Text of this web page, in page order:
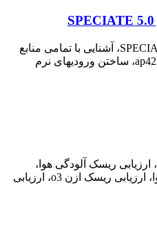
آموزش پایگاه داده های SPECIATE، آشنایی با تمامی منابع
آلودگی هوا، ضرایب انتشار ap42، ساختن ورودیهای نرم
آموزش نرم افزار BenMap، ارزیابی ریسک آلودگی هوا،
ارزیابی خسارات آلودگی هوا، ارزیابی ریسک ازن o3، ارزیابی